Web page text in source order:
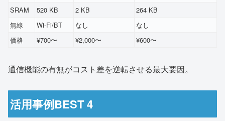
SRAM
520 KB 2 KB
264 KB
無線
Wi-Fi/BT なし
なし
価格
¥700〜 ¥2,000〜 ¥600〜
通信機能の有無がコスト差を逆転させる最大要因。
活用事例BEST 4